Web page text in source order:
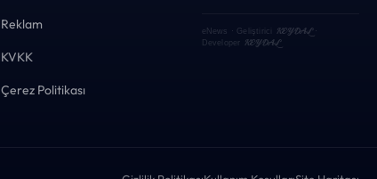
Reklam
KVKK
Çerez Politikası
eNews · Geliştirici KEYDAL·
Developer
KEYDAL